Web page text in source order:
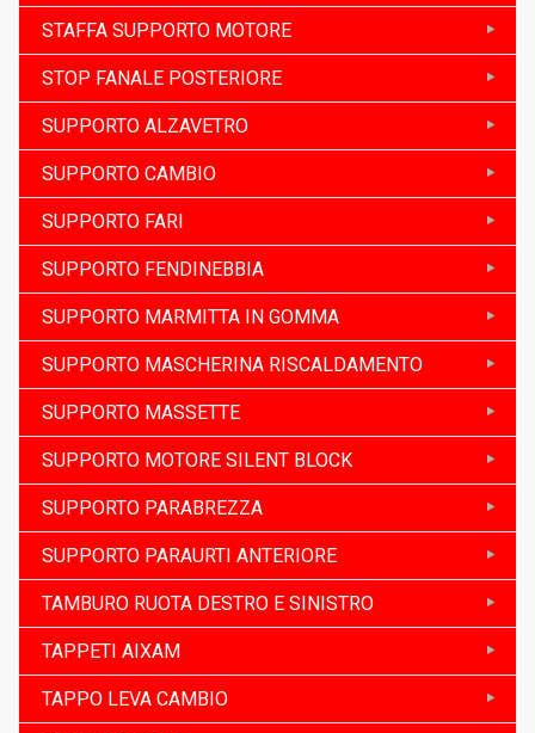
STAFFA SUPPORTO MOTORE
STOP FANALE POSTERIORE
SUPPORTO ALZAVETRO
SUPPORTO CAMBIO
SUPPORTO FARI
SUPPORTO FENDINEBBIA
SUPPORTO MARMITTA IN GOMMA
SUPPORTO MASCHERINA RISCALDAMENTO
SUPPORTO MASSETTE
SUPPORTO MOTORE SILENT BLOCK
SUPPORTO PARABREZZA
SUPPORTO PARAURTI ANTERIORE
TAMBURO RUOTA DESTRO E SINISTRO
TAPPETI AIXAM
TAPPO LEVA CAMBIO